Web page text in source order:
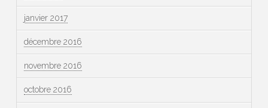
janvier 2017
décembre 2016
novembre 2016
octobre 2016